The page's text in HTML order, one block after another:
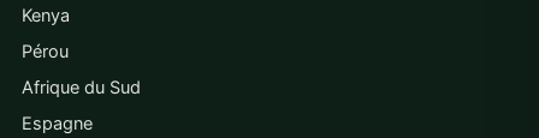
Kenya
Pérou
Afrique du Sud
Espagne